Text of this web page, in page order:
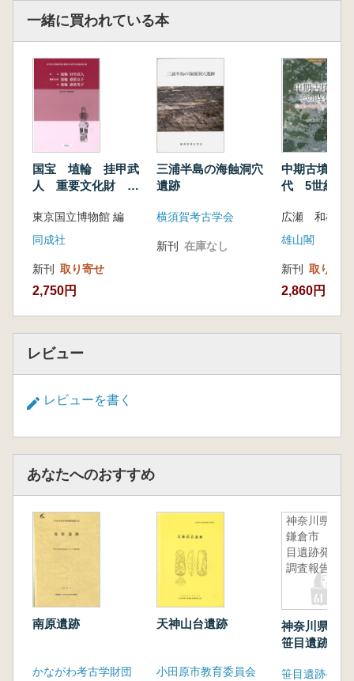
一緒に買われている本
国宝 埴輪 挂甲武
人 重要文化財 埴
埴輪 盛装男子
東京国立博物館 編
同成社
新刊 取り寄せ
2,750円
三浦半島の海蝕洞穴
遺跡
横須賀考古学会
新刊 在庫なし
中期古墳と
代 5世紀の
広瀬 和雄 編
雄山閣
新刊 取り寄せ
2,860円
レビュー
レビューを書く
あなたへのおすすめ
南原遺跡
かながわ考古学財団
天神山台遺跡
小田原市教育委員会
神奈川県・
鎌倉市 笹
目遺跡発掘
調査報告書
神奈川県・
笹目遺跡発
笹目遺跡発掘